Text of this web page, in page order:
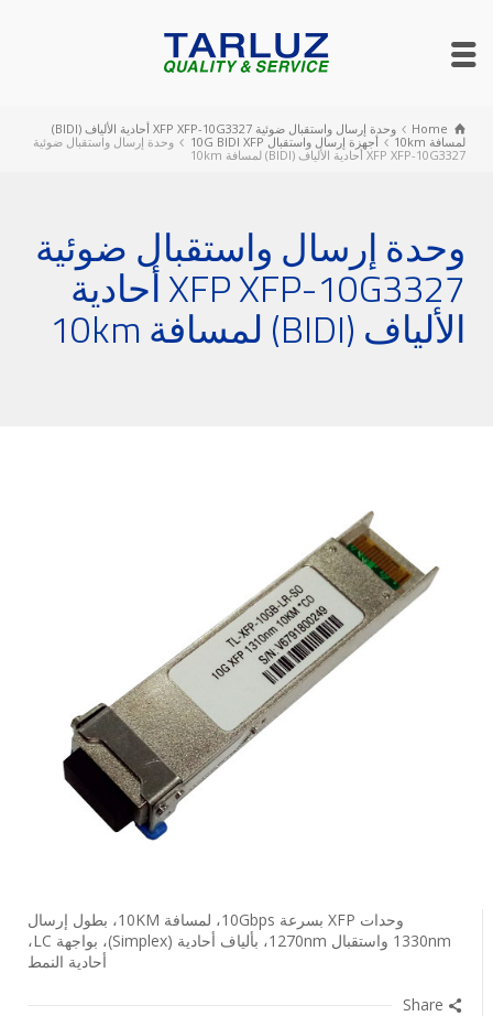
Home
وحدة إرسال واستقبال ضوئية ‎XFP‎ ‎XFP-10G3327‎ أحادية الألياف ‎(BIDI)‎
لمسافة ‎10km‎
أجهزة إرسال واستقبال 10G BIDI XFP
وحدة إرسال واستقبال ضوئية
‎XFP‎ ‎XFP-10G3327‎ أحادية الألياف ‎(BIDI)‎ لمسافة ‎10km‎
وحدة إرسال واستقبال ضوئية
‎XFP‎ ‎XFP-10G3327‎ أحادية
الألياف ‎(BIDI)‎ لمسافة ‎10km‎
وحدات ‎XFP‎ بسرعة ‎10Gbps‎، لمسافة ‎10KM‎، بطول إرسال
‎1330nm‎ واستقبال ‎1270nm‎، بألياف أحادية ‎(Simplex)‎، بواجهة ‎LC‎،
أحادية النمط
Share